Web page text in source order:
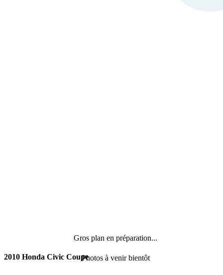
Gros plan en préparation...
Photos à venir bientôt
2010 Honda Civic Coupe